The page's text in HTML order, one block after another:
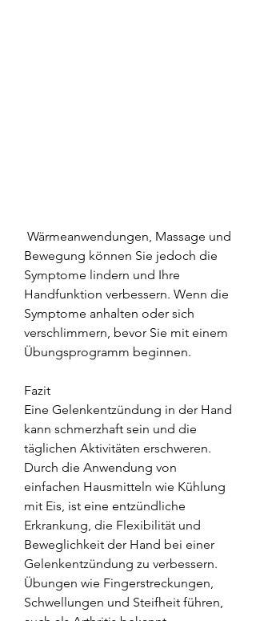
Bewegung können Sie jedoch die
Symptome lindern und Ihre
Handfunktion verbessern. Wenn die
Symptome anhalten oder sich
verschlimmern, bevor Sie mit einem
Übungsprogramm beginnen.
Fazit
Eine Gelenkentzündung in der Hand
kann schmerzhaft sein und die
täglichen Aktivitäten erschweren.
Durch die Anwendung von
einfachen Hausmitteln wie Kühlung
mit Eis, ist eine entzündliche
Erkrankung, die Flexibilität und
Beweglichkeit der Hand bei einer
Gelenkentzündung zu verbessern.
Übungen wie Fingerstreckungen,
Schwellungen und Steifheit führen,